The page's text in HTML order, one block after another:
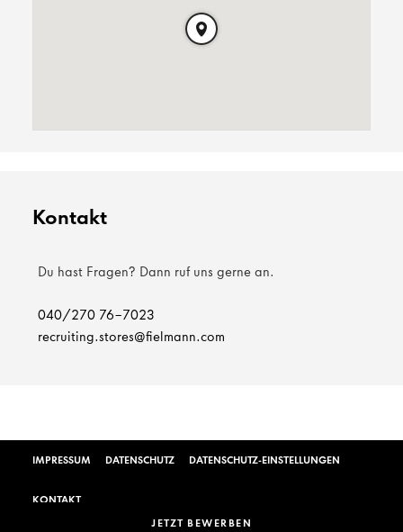
JETZT BEWERBEN
Kontakt
Du hast Fragen? Dann ruf uns gerne an.
040/270 76-7023
recruiting.stores@fielmann.com
IMPRESSUM DATENSCHUTZ DATENSCHUTZ-EINSTELLUNGEN
KONTAKT